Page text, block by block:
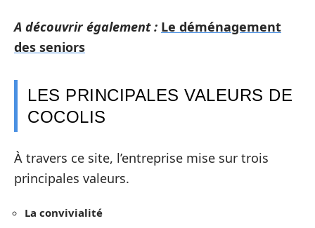
A découvrir également : Le déménagement
des seniors
LES PRINCIPALES VALEURS DE
COCOLIS
À travers ce site, l’entreprise mise sur trois
principales valeurs.
La convivialité